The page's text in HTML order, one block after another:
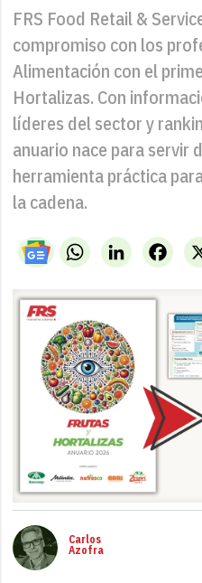
FRS Food Retail &
compromiso con los
Alimentación con el
Hortalizas. Con
líderes del sector y
anuario nace para servir
herramienta práctica
la cadena.
WhatsAppLinkedIn
Carlos
Azofra